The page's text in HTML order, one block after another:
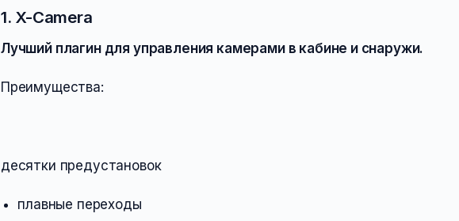
1. X-Camera
Лучший плагин для управления камерами в кабине и снаружи.
Преимущества:
десятки предустановок
плавные переходы